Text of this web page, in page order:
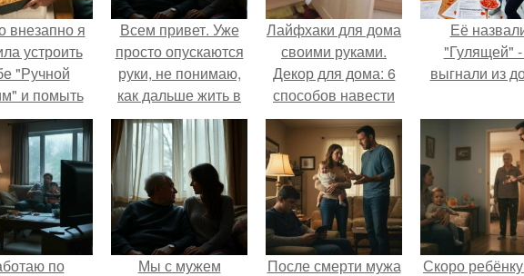
внезапно я
устроить
"Ручной
и помыть
без помощи
техники.
Всем привет. Уже
просто опускаются
руки, не понимаю,
как дальше жить в
этой ситуации.
Лайфхаки для дома
своими руками.
Декор для дома: 6
способов навести
красоту
Её
"Гулящей"
выгнали из
по Мы с мужем После смерти мужа Скоро